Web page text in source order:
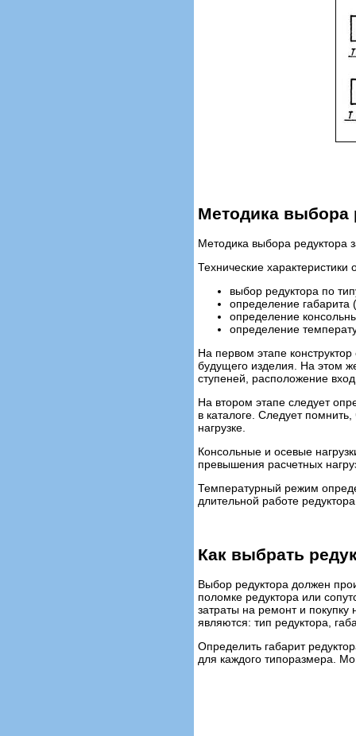
Методика выбора
Методика выбора редуктора
Технические
выбор редуктора по
определение габарита
определение
определение
На первом этапе
будущего изделия. На этом
ступеней, расположение
На втором этапе следует
в каталоге. Следует
нагрузке.
Консольные и осевые
превышения расчетных
Температурный режим
длительной работе
Как выбрать
Выбор редуктора должен
поломке редуктора или
затраты на ремонт и
являются: тип редуктора,
Определить габарит
для каждого типоразмера.